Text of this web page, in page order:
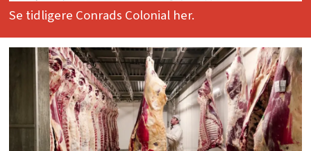
Se tidligere Conrads Colonial her.